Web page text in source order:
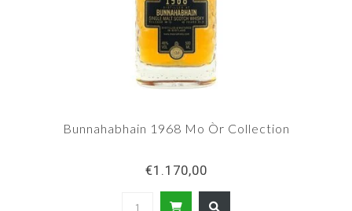
Bunnahabhain 1968 Mo Òr Collection
€1.170,00